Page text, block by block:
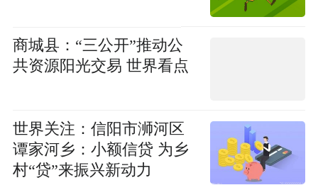
​商城县：“三公开”推动公
共资源阳光交易 世界看点
世界关注：​信阳市浉河区
谭家河乡：小额信贷 为乡
村“贷”来振兴新动力